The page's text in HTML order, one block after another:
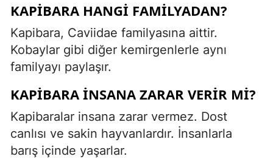
KAPIBARA HANGI FAMILYADAN?
Kapibara, Caviidae familyasına aittir.
Kobaylar gibi diğer kemirgenlerle aynı
familyayı paylaşır.
KAPIBARA İNSANA ZARAR VERIR MI?
Kapibaralar insana zarar vermez. Dost
canlısı ve sakin hayvanlardır. İnsanlarla
barış içinde yaşarlar.